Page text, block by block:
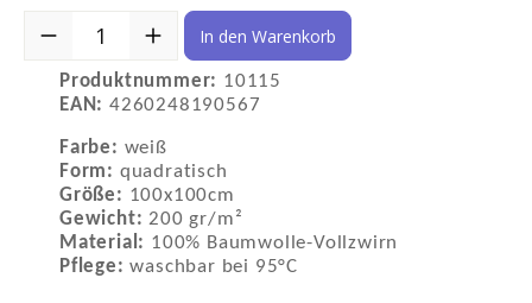
Produkt Anzahl: Gib den gewünschten Wert ein oder benutze
In den Warenkorb
Produktnummer: 10115
EAN: 4260248190567
Farbe: weiß
Form: quadratisch
Größe: 100x100cm
Gewicht:200 gr/m²
Material: 100% Baumwolle-Vollzwirn
Pflege:waschbar bei 95°C